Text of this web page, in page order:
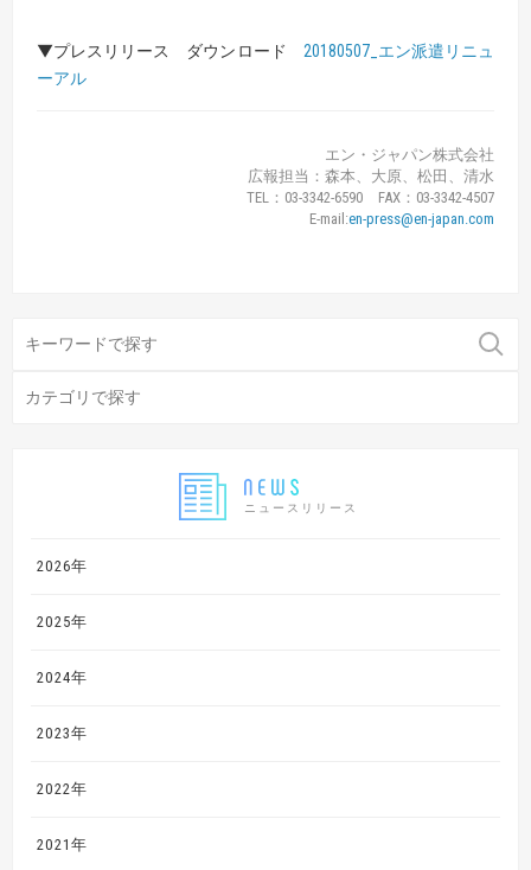
ニュースリリース
2026年
2025年
2024年
2023年
2022年
2021年
▼プレスリリース ダウンロード 20180507_エン派遣リニュ
ーアル
エン・ジャパン株式会社
広報担当：森本、大原、松田、清水
TEL：03-3342-6590 FAX：03-3342-4507
E-mail:en-press@en-japan.com